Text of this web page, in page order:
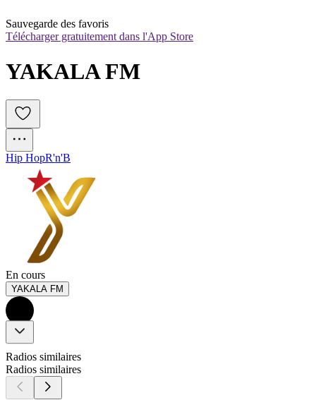
Sauvegarde des favoris
Télécharger gratuitement dans l'App Store
Hip HopR'n'B
En cours
YAKALA FM
Radios similaires
Radios similaires